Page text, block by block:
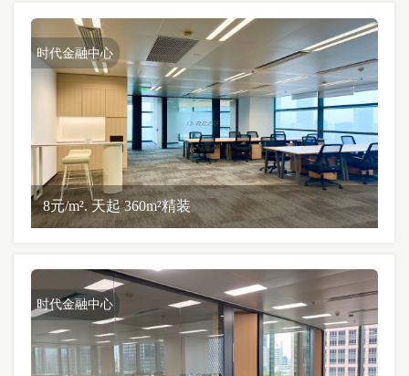
时代金融中心
8元/m². 天起 360m²精装
时代金融中心